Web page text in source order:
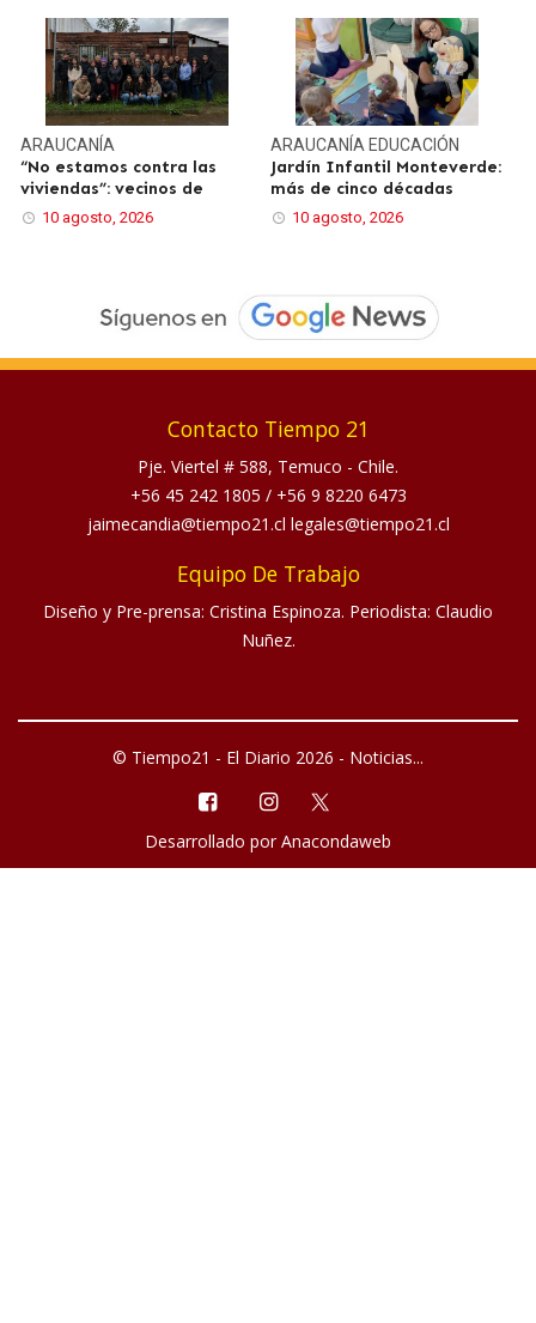
ARAUCANÍA
“No estamos contra las
viviendas”: vecinos de
10 agosto, 2026
ARAUCANÍA EDUCACIÓN
Jardín Infantil Monteverde:
más de cinco décadas
10 agosto, 2026
Contacto Tiempo 21
Pje. Viertel # 588, Temuco - Chile.
+56 45 242 1805 / +56 9 8220 6473
jaimecandia@tiempo21.cl legales@tiempo21.cl
Equipo De Trabajo
Diseño y Pre-prensa: Cristina Espinoza. Periodista: Claudio
Nuñez.
© Tiempo21 - El Diario 2026 - Noticias...
Desarrollado por Anacondaweb